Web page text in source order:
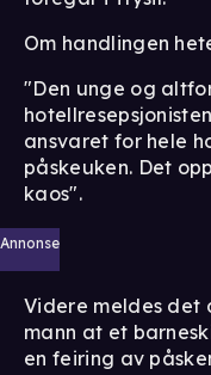
Om handlingen
"Den unge og
ansvaret for hele
påskeuken. Det
kaos".
Annonse
Videre meldes det
mann at et
en feiring av